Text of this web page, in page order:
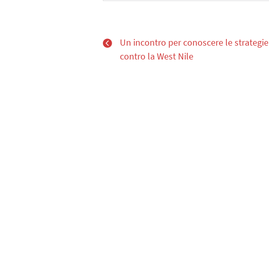
Un incontro per conoscere le strategie
contro la West Nile